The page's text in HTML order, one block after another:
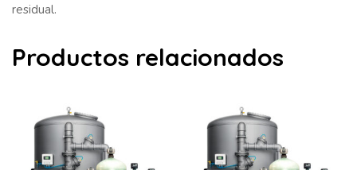
residual.
Productos relacionados